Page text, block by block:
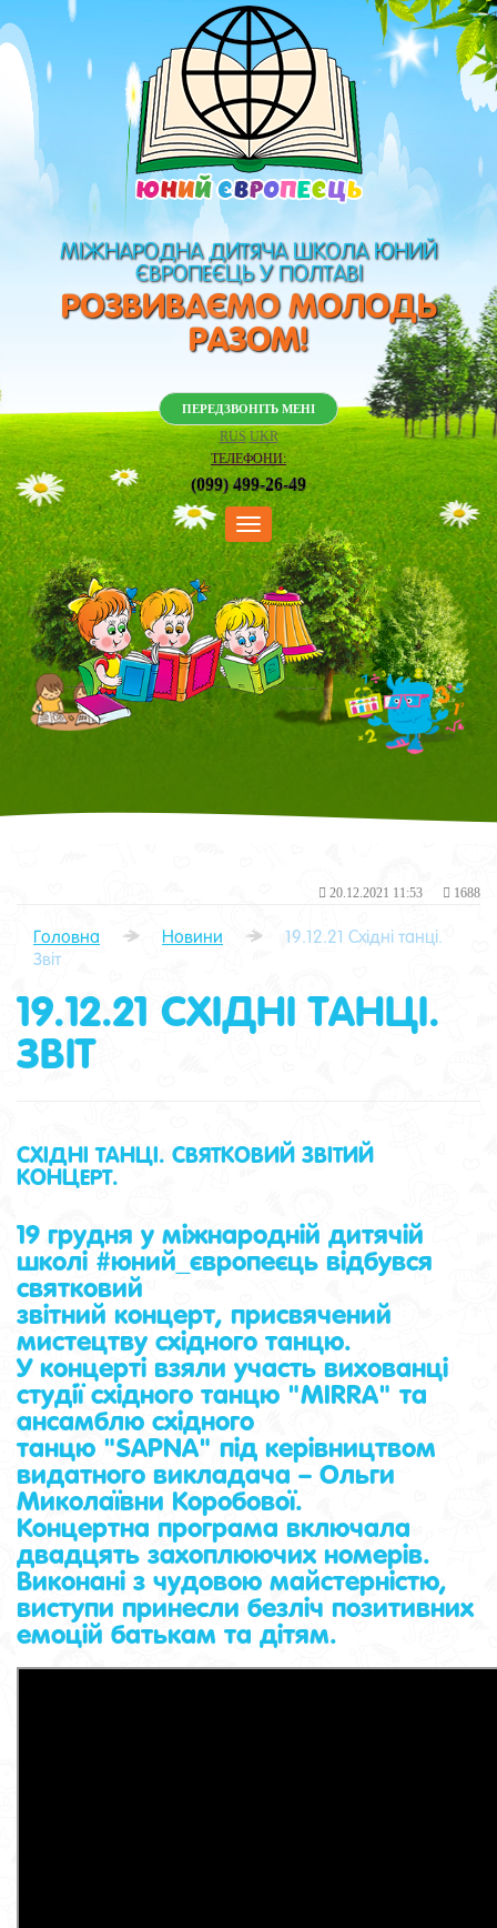
МІЖНАРОДНА ДИТЯЧА ШКОЛА ЮНИЙ
ЄВРОПЕЄЦЬ У ПОЛТАВІ
РОЗВИВАЄМО МОЛОДЬ
РАЗОМ!
ПЕРЕДЗВОНІТЬ МЕНІ
RUS UKR
ТЕЛЕФОНИ:
(099) 499-26-49
Меню
20.12.2021 11:53 1688
Головна Новини
19.12.21 Східні танці.
Звіт
19.12.21 СХІДНІ ТАНЦІ.
ЗВІТ
СХІДНІ ТАНЦІ. СВЯТКОВИЙ ЗВІТИЙ
КОНЦЕРТ.
19 грудня у міжнародній дитячій
школі #юний_європеєць відбувся
святковий
звітний концерт, присвячений
мистецтву східного танцю.
У концерті взяли участь вихованці
студії східного танцю "MIRRA" та
ансамблю східного
танцю "SAPNA" під керівництвом
видатного викладача – Ольги
Миколаївни Коробової.
Концертна програма включала
двадцять захоплюючих номерів.
Виконані з чудовою майстерністю,
виступи принесли безліч позитивних
емоцій батькам та дітям.